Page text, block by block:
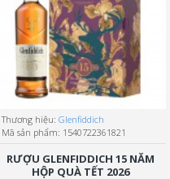
Thương hiệu: Glenfiddich
Mã sản phẩm: 1540722361821
RƯỢU GLENFIDDICH 15 NĂM
HỘP QUÀ TẾT 2026